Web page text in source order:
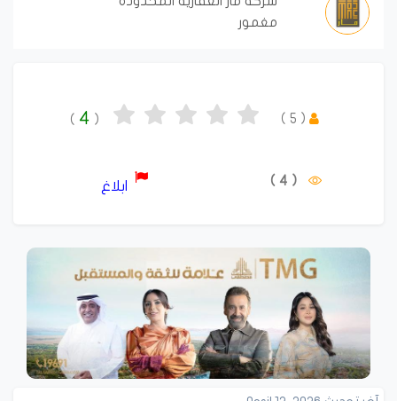
مغمور
(
5
)
(
4
)
( 4 ) ابلاغ